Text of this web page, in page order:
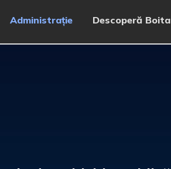
Administrație Descoperă Boita